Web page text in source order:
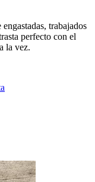
trabajados
perfecto con el
la vez.